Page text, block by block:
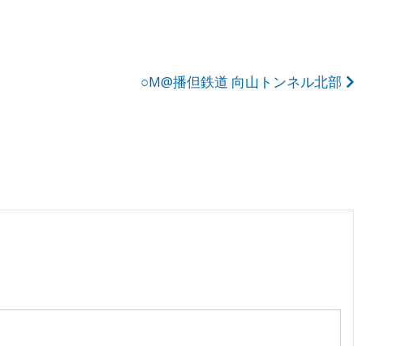
○M@播但鉄道 向山トンネル北部